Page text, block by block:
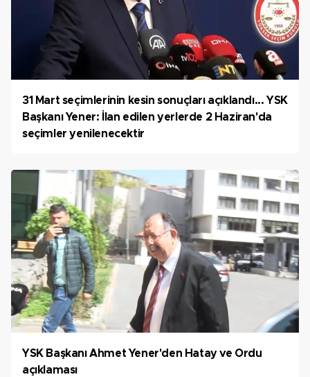
31 Mart seçimlerinin kesin sonuçları açıklandı... YSK
Başkanı Yener: İlan edilen yerlerde 2 Haziran'da
seçimler yenilenecektir
YSK Başkanı Ahmet Yener'den Hatay ve Ordu
açıklaması